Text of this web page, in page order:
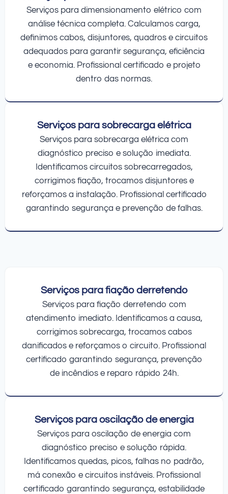
Serviços para dimensionamento elétrico com
análise técnica completa. Calculamos carga,
definimos cabos, disjuntores, quadros e circuitos
adequados para garantir segurança, eficiência
e economia. Profissional certificado e projeto
dentro das normas.
Serviços para sobrecarga elétrica
Serviços para sobrecarga elétrica com
diagnóstico preciso e solução imediata.
Identificamos circuitos sobrecarregados,
corrigimos fiação, trocamos disjuntores e
reforçamos a instalação. Profissional certificado
garantindo segurança e prevenção de falhas.
Serviços para fiação derretendo
Serviços para fiação derretendo com
atendimento imediato. Identificamos a causa,
corrigimos sobrecarga, trocamos cabos
danificados e reforçamos o circuito. Profissional
certificado garantindo segurança, prevenção
de incêndios e reparo rápido 24h.
Serviços para oscilação de energia
Serviços para oscilação de energia com
diagnóstico preciso e solução rápida.
Identificamos quedas, picos, falhas no padrão,
má conexão e circuitos instáveis. Profissional
certificado garantindo segurança, estabilidade